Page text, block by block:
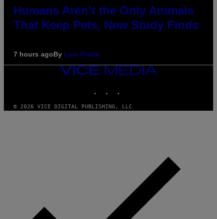
Humans Aren’t the Only Animals
That Keep Pets, New Study Finds
7 hours agoBy Luis Prada
VICE
MEDIA
© 2026 VICE DIGITAL PUBLISHING, LLC